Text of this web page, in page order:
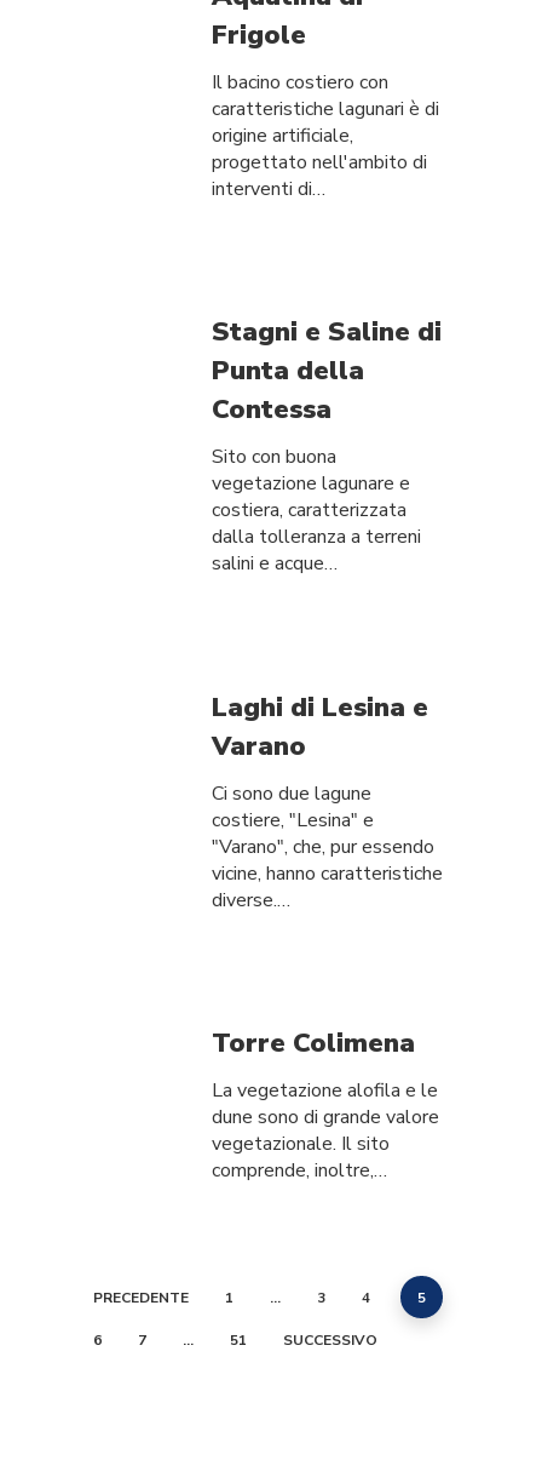
Frigole
Il bacino costiero con
caratteristiche lagunari è di
origine artificiale,
progettato nell'ambito di
interventi di…
Stagni e Saline di
Punta della
Contessa
Sito con buona
vegetazione lagunare e
costiera, caratterizzata
dalla tolleranza a terreni
salini e acque…
Laghi di Lesina e
Varano
Ci sono due lagune
costiere, "Lesina" e
"Varano", che, pur essendo
vicine, hanno caratteristiche
diverse.…
Torre Colimena
La vegetazione alofila e le
dune sono di grande valore
vegetazionale. Il sito
comprende, inoltre,…
PRECEDENTE 1 … 3 4 5
6 7 … 51 SUCCESSIVO